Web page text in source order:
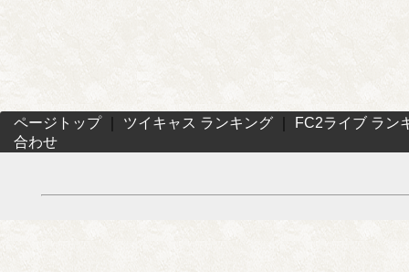
ページトップ｜ ツイキャス ランキング
FC2ライブ ラン
合わせ